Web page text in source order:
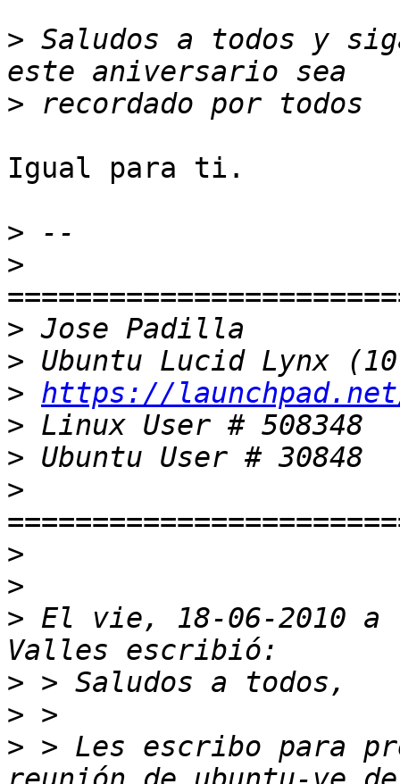
> Saludos a todos y
>
Igual para ti.
>
>
>
>
> https://
>
>
>
>
>
> El vie, 18-06-2010
>
>
> > Les escribo para